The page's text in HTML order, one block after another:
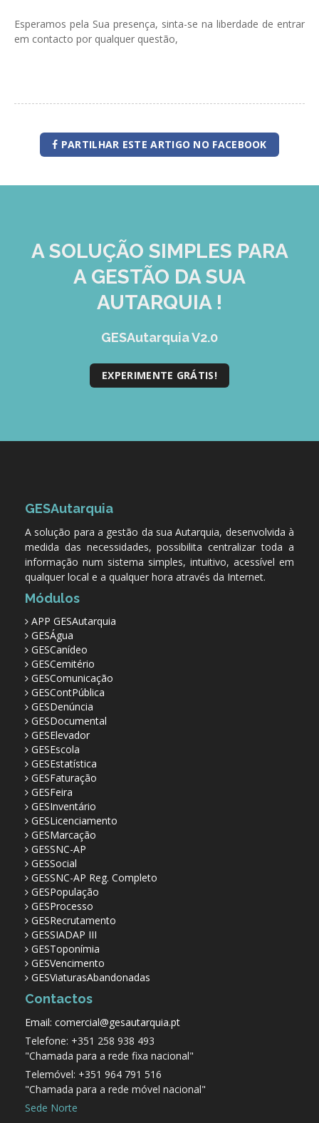
Esperamos pela Sua presença, sinta-se na liberdade de entrar
em contacto por qualquer questão,
PARTILHAR ESTE ARTIGO NO FACEBOOK
A SOLUÇÃO SIMPLES PARA
A GESTÃO DA SUA
AUTARQUIA !
GESAutarquia V2.0
EXPERIMENTE GRÁTIS!
GESAutarquia
A solução para a gestão da sua Autarquia, desenvolvida à
medida das necessidades, possibilita centralizar toda a
informação num sistema simples, intuitivo, acessível em
qualquer local e a qualquer hora através da Internet.
Módulos
APP GESAutarquia
GESÁgua
GESCanídeo
GESCemitério
GESComunicação
GESContPública
GESDenúncia
GESDocumental
GESElevador
GESEscola
GESEstatística
GESFaturação
GESFeira
GESInventário
GESLicenciamento
GESMarcação
GESSNC-AP
GESSocial
GESSNC-AP Reg. Completo
GESPopulação
GESProcesso
GESRecrutamento
GESSIADAP III
GESToponímia
GESVencimento
GESViaturasAbandonadas
Contactos
Email: comercial@gesautarquia.pt
Telefone: +351 258 938 493
"Chamada para a rede fixa nacional"
Telemóvel: +351 964 791 516
"Chamada para a rede móvel nacional"
Sede Norte